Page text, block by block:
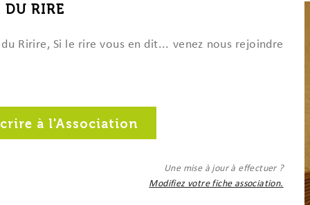
DU RIRE
du Ririre, Si le rire vous en dit... venez nous rejoindre
à l'Association
Une mise à jour à effectuer ?
Modifiez votre fiche association.